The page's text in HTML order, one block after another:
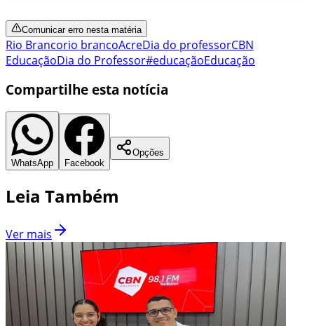
Comunicar erro nesta matéria
Rio Brancorio brancoAcreDia do professorCBN
EducaçãoDia do Professor#educaçãoEducação
Compartilhe esta notícia
WhatsApp Facebook
Opções
Leia Também
Ver mais